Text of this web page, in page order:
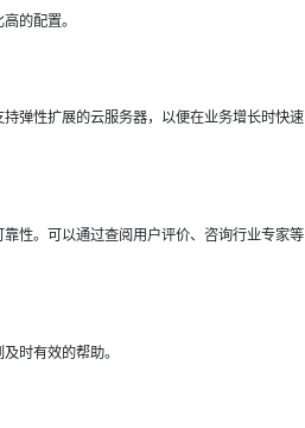
的配置。
弹性扩展的云服务器，以便在业务增长时快速
性。可以通过查阅用户评价、咨询行业专家等
时有效的帮助。